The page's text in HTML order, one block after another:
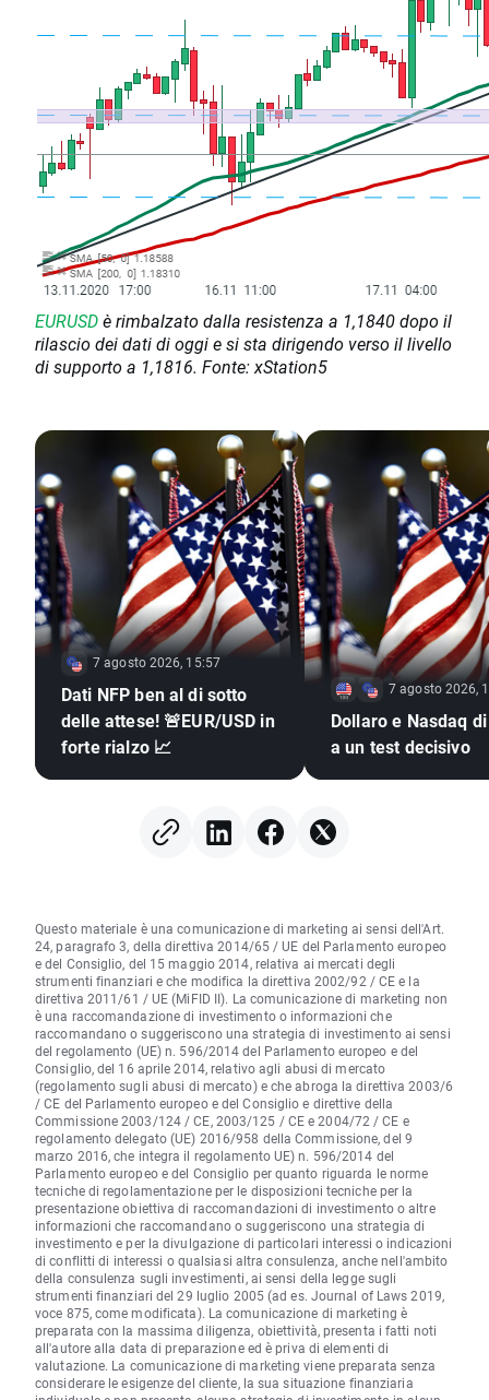
EURUSDè rimbalzato dalla resistenza a 1,1840 dopo il
rilascio dei dati di oggi e si sta dirigendo verso il livello
di supporto a 1,1816. Fonte: xStation5
7 agosto 2026, 15:57
Dati NFP ben al di sotto
delle attese! 🚨EUR/USD in
forte rialzo 📈
7 agosto 2026,
Dollaro e Nasdaq
a un test decisivo
Questo materiale è una comunicazione di marketing ai sensi dell'Art.
24, paragrafo 3, della direttiva 2014/65 / UE del Parlamento europeo
e del Consiglio, del 15 maggio 2014, relativa ai mercati degli
strumenti finanziari e che modifica la direttiva 2002/92 / CE e la
direttiva 2011/61 / UE (MiFID II). La comunicazione di marketing non
è una raccomandazione di investimento o informazioni che
raccomandano o suggeriscono una strategia di investimento ai sensi
del regolamento (UE) n. 596/2014 del Parlamento europeo e del
Consiglio, del 16 aprile 2014, relativo agli abusi di mercato
(regolamento sugli abusi di mercato) e che abroga la direttiva 2003/6
/ CE del Parlamento europeo e del Consiglio e direttive della
Commissione 2003/124 / CE, 2003/125 / CE e 2004/72 / CE e
regolamento delegato (UE) 2016/958 della Commissione, del 9
marzo 2016, che integra il regolamento UE) n. 596/2014 del
Parlamento europeo e del Consiglio per quanto riguarda le norme
tecniche di regolamentazione per le disposizioni tecniche per la
presentazione obiettiva di raccomandazioni di investimento o altre
informazioni che raccomandano o suggeriscono una strategia di
investimento e per la divulgazione di particolari interessi o indicazioni
di conflitti di interessi o qualsiasi altra consulenza, anche nell'ambito
della consulenza sugli investimenti, ai sensi della legge sugli
strumenti finanziari del 29 luglio 2005 (ad es. Journal of Laws 2019,
voce 875, come modificata). La comunicazione di marketing è
preparata con la massima diligenza, obiettività, presenta i fatti noti
all'autore alla data di preparazione ed è priva di elementi di
valutazione. La comunicazione di marketing viene preparata senza
considerare le esigenze del cliente, la sua situazione finanziaria